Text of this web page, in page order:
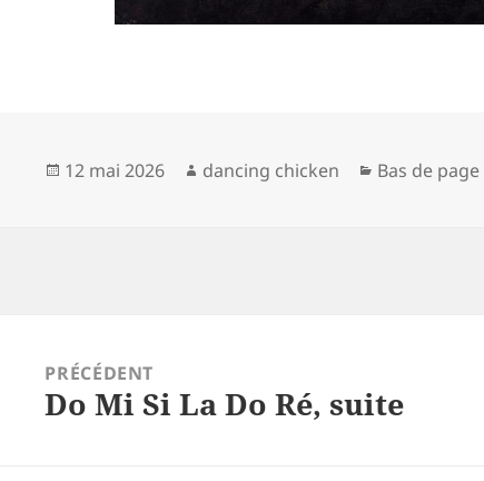
Publié
12 mai 2026 Auteur
dancing chicken Catégories
Bas de page
PRÉCÉDENT
Article
Do Mi Si La Do Ré, suite